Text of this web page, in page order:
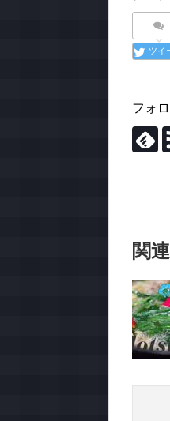
ツイ
フォ
関